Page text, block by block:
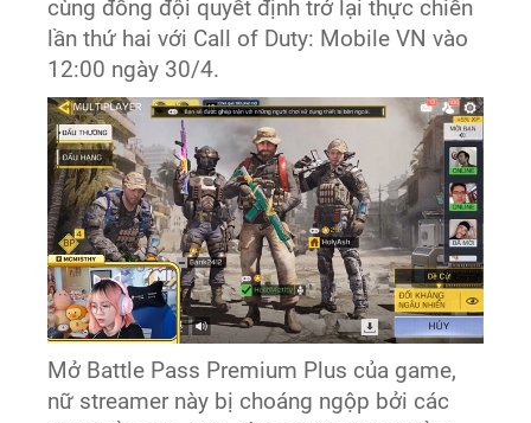
cùng đồng đội quyết định trở lại thực chiến
lần thứ hai với Call of Duty: Mobile VN vào
12:00 ngày 30/4.
Mở Battle Pass Premium Plus của game,
nữ streamer này bị choáng ngộp bởi các